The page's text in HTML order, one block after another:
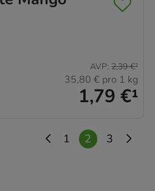
1,79 €¹
AVP: 2,39 €²
35,80 € pro 1 kg
1 2 3